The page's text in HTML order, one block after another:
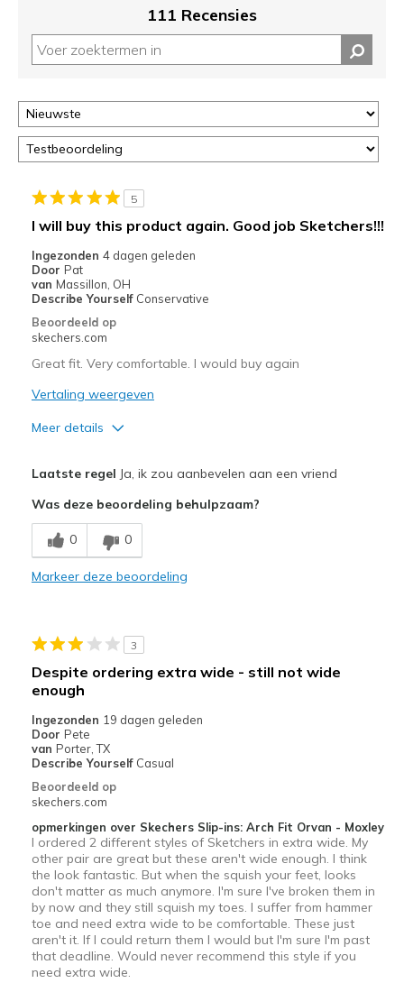
deze
page
door
<a
href="javascript:location.href=location.pathname;">hier</a>
de
met
migratiegeschiedenis
van
de
page_id
bezoeken.
111 Recensies
5
I will buy this product again. Good job Sketchers!!!
Ingezonden 4 dagen geleden
Door Pat
van Massillon, OH
Describe Yourself Conservative
Beoordeeld op
skechers.com
Great fit. Very comfortable. I would buy again
Vertaling weergeven
Meer details
Comfortable
Stylish
Going Out
Width
Sizing
Feels true to size
View On Shoes
Laatste regel Ja, ik zou aanbevelen aan een vriend
Was deze beoordeling behulpzaam?
0 0
Markeer deze beoordeling
3
Despite ordering extra wide - still not wide
enough
Ingezonden 19 dagen geleden
Door Pete
van Porter, TX
Describe Yourself Casual
Beoordeeld op
skechers.com
opmerkingen over Skechers Slip-ins: Arch Fit Orvan - Moxley
I ordered 2 different styles of Sketchers in extra wide. My
other pair are great but these aren't wide enough. I think
the look fantastic. But when the squish your feet, looks
don't matter as much anymore. I'm sure I've broken them in
by now and they still squish my toes. I suffer from hammer
toe and need extra wide to be comfortable. These just
aren't it. If I could return them I would but I'm sure I'm past
that deadline. Would never recommend this style if you
need extra wide.